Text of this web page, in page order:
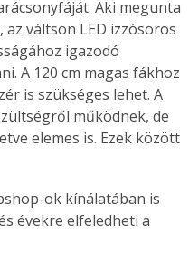
Aki megunta
váltson LED izzósoros
igazodó
A 120 cm magas fákhoz
is szükséges lehet. A
működnek, de
elemes is. Ezek között
ok kínálatában is
évekre elfeledheti a